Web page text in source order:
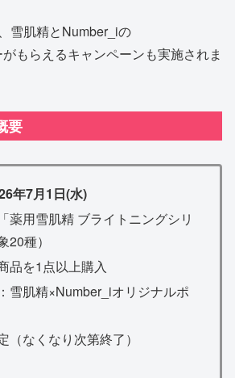
雪肌精とNumber_iの
もらえるキャンペーンも実施されま
要
年7月1日(水)
薬用雪肌精 ブライトニングシリ
20種）
品を1点以上購入
雪肌精×Number_iオリジナルポ
（なくなり次第終了）